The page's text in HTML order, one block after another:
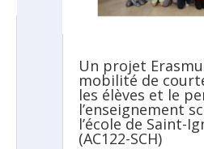
Un projet
mobilité de
les élèves et le
l’enseignement
l’école de Saint-
(AC122-SCH)